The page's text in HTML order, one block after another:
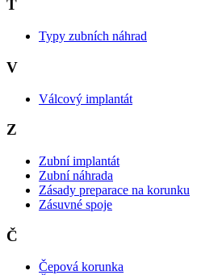
T
Typy zubních náhrad
V
Válcový implantát
Z
Zubní implantát
Zubní náhrada
Zásady preparace na korunku
Zásuvné spoje
Č
Čepová korunka